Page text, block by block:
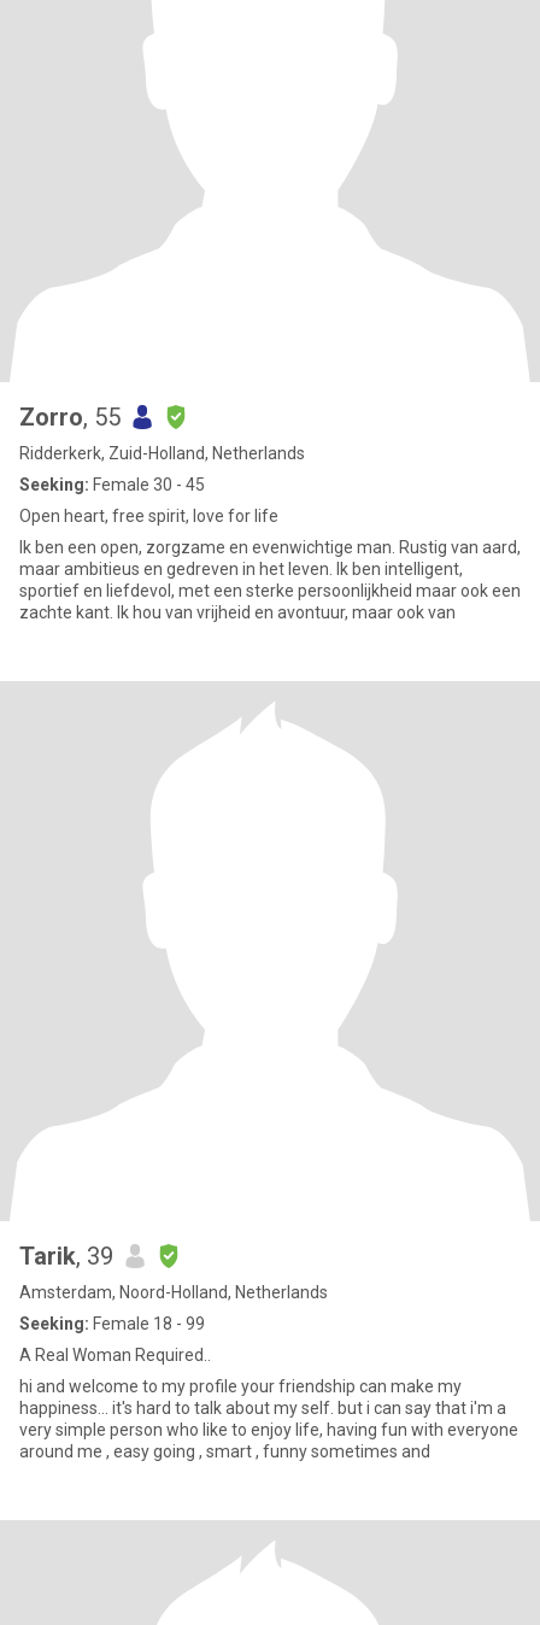
Zorro, 55
Ridderkerk, Zuid-Holland, Netherlands
Seeking: Female 30 - 45
Open heart, free spirit, love for life
Ik ben een open, zorgzame en evenwichtige man. Rustig van aard,
maar ambitieus en gedreven in het leven. Ik ben intelligent,
sportief en liefdevol, met een sterke persoonlijkheid maar ook een
zachte kant. Ik hou van vrijheid en avontuur, maar ook van
Tarik, 39
Amsterdam, Noord-Holland, Netherlands
Seeking: Female 18 - 99
A Real Woman Required..
hi and welcome to my profile your friendship can make my
happiness... it's hard to talk about my self. but i can say that i'm a
very simple person who like to enjoy life, having fun with everyone
around me , easy going , smart , funny sometimes and